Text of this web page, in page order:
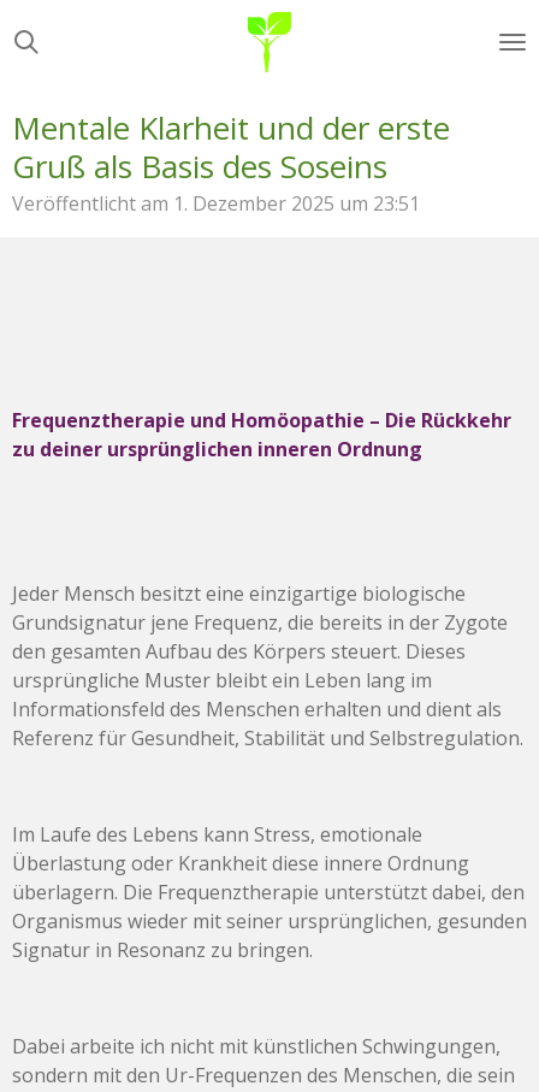
Hauptinhalt
Mentale Klarheit und der erste
Gruß als Basis des Soseins
Veröffentlicht am 1. Dezember 2025 um 23:51
Frequenztherapie und Homöopathie – Die Rückkehr
zu deiner ursprünglichen inneren Ordnung
Jeder Mensch besitzt eine einzigartige biologische
Grundsignatur jene Frequenz, die bereits in der Zygote
den gesamten Aufbau des Körpers steuert. Dieses
ursprüngliche Muster bleibt ein Leben lang im
Informationsfeld des Menschen erhalten und dient als
Referenz für Gesundheit, Stabilität und Selbstregulation.
Im Laufe des Lebens kann Stress, emotionale
Überlastung oder Krankheit diese innere Ordnung
überlagern. Die Frequenztherapie unterstützt dabei, den
Organismus wieder mit seiner ursprünglichen, gesunden
Signatur in Resonanz zu bringen.
Dabei arbeite ich nicht mit künstlichen Schwingungen,
sondern mit den Ur-Frequenzen des Menschen, die sein